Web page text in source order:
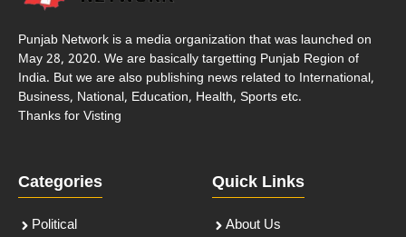
Punjab Network is a media organization that was launched on
May 28, 2020. We are basically targetting Punjab Region of
India. But we are also publishing news related to International,
Business, National, Education, Health, Sports etc.
Thanks for Visting
Categories
Political
Quick Links
About Us